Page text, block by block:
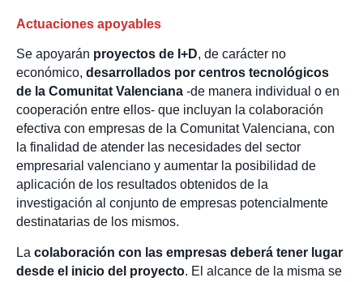
Actuaciones apoyables
Se apoyarán proyectos de I+D, de carácter no
económico, desarrollados por centros tecnológicos
de la Comunitat Valenciana -de manera individual o en
cooperación entre ellos- que incluyan la colaboración
efectiva con empresas de la Comunitat Valenciana, con
la finalidad de atender las necesidades del sector
empresarial valenciano y aumentar la posibilidad de
aplicación de los resultados obtenidos de la
investigación al conjunto de empresas potencialmente
destinatarias de los mismos.
La colaboración con las empresas deberá tener lugar
desde el inicio del proyecto. El alcance de la misma se